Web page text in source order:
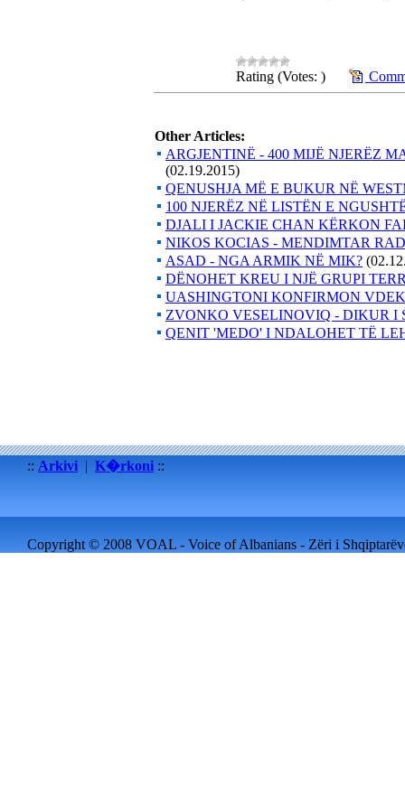
Rating (Votes: )
Other Articles:
ARGJENTINË - 400 MIJË NJERËZ
(02.19.2015)
QENUSHJA MË E BUKUR NË
100 NJERËZ NË LISTËN E
DJALI I JACKIE CHAN KËRKON
NIKOS KOCIAS - MENDIMTAR
ASAD - NGA ARMIK NË MIK?
DËNOHET KREU I NJË GRUPI
UASHINGTONI KONFIRMON
ZVONKO VESELINOVIQ - DIKUR I
QENIT 'MEDO' I NDALOHET TË
:: Arkivi | K�rkoni ::
Copyright © 2008 VOAL - Voice of Albanians - Zëri i